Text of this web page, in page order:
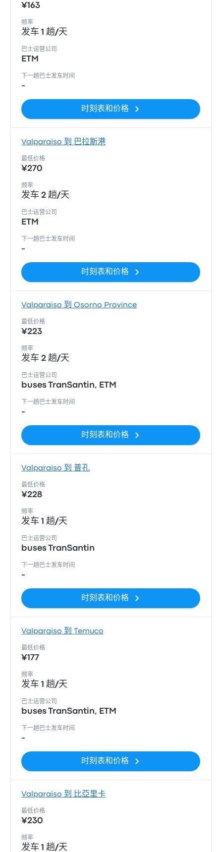
¥163
频率
发车 1 趟/天
巴士运营公司
ETM
下一趟巴士发车时间
-
时刻表和价格
Valparaiso 到 巴拉斯港
最低价格
¥270
频率
发车 2 趟/天
巴士运营公司
ETM
下一趟巴士发车时间
-
时刻表和价格
Valparaiso 到 Osorno Province
最低价格
¥223
频率
发车 2 趟/天
巴士运营公司
buses TranSantin, ETM
下一趟巴士发车时间
-
时刻表和价格
Valparaiso 到 普孔
最低价格
¥228
频率
发车 1 趟/天
巴士运营公司
buses TranSantin
下一趟巴士发车时间
-
时刻表和价格
Valparaiso 到 Temuco
最低价格
¥177
频率
发车 1 趟/天
巴士运营公司
buses TranSantin, ETM
下一趟巴士发车时间
-
时刻表和价格
Valparaiso 到 比亞里卡
最低价格
¥230
频率
发车 1 趟/天